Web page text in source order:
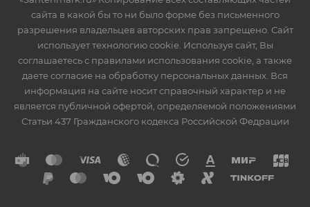
сайта в какой бы то ни было форме без письменного
разрешения владельцев авторских прав запрещено. Сайт
использует технологию cookie. Используя сайт, Вы
соглашаетесь с правилами использования cookie, а также
даете согласие на обработку персональных данных. Вся
информация на сайте носит справочный характер и не
является публичной офертой, определяемой положениями
Статьи 437 Гражданского кодекса Российской Федрации